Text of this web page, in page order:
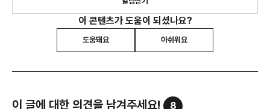
이 콘텐츠가 도움이 되셨나요?
도움돼요 아쉬워요
이 글에 대한 의견을 남겨주세요! 8